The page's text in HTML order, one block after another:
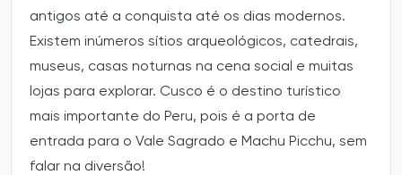
antigos até a conquista até os dias modernos.
Existem inúmeros sítios arqueológicos, catedrais,
museus, casas noturnas na cena social e muitas
lojas para explorar. Cusco é o destino turístico
mais importante do Peru, pois é a porta de
entrada para o Vale Sagrado e Machu Picchu, sem
falar na diversão!